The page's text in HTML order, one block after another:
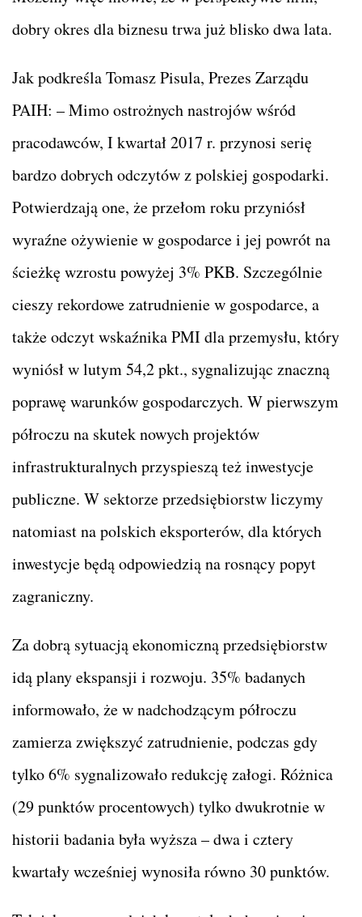
dobry okres dla biznesu trwa już blisko dwa lata.
Jak podkreśla Tomasz Pisula, Prezes Zarządu
PAIH: – Mimo ostrożnych nastrojów wśród
pracodawców, I kwartał 2017 r. przynosi serię
bardzo dobrych odczytów z polskiej gospodarki.
Potwierdzają one, że przełom roku przyniósł
wyraźne ożywienie w gospodarce i jej powrót na
ścieżkę wzrostu powyżej 3% PKB. Szczególnie
cieszy rekordowe zatrudnienie w gospodarce, a
także odczyt wskaźnika PMI dla przemysłu, który
wyniósł w lutym 54,2 pkt., sygnalizując znaczną
poprawę warunków gospodarczych. W pierwszym
półroczu na skutek nowych projektów
infrastrukturalnych przyspieszą też inwestycje
publiczne. W sektorze przedsiębiorstw liczymy
natomiast na polskich eksporterów, dla których
inwestycje będą odpowiedzią na rosnący popyt
zagraniczny.
Za dobrą sytuacją ekonomiczną przedsiębiorstw
idą plany ekspansji i rozwoju. 35% badanych
informowało, że w nadchodzącym półroczu
zamierza zwiększyć zatrudnienie, podczas gdy
tylko 6% sygnalizowało redukcję załogi. Różnica
(29 punktów procentowych) tylko dwukrotnie w
historii badania była wyższa – dwa i cztery
kwartały wcześniej wynosiła równo 30 punktów.